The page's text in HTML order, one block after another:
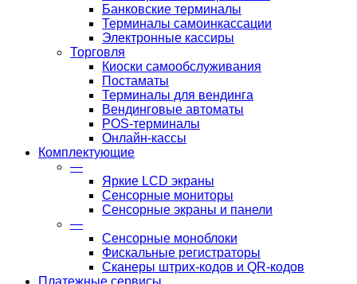
Банковские терминалы
Терминалы самоинкассации
Электронные кассиры
Торговля
Киоски самообслуживания
Постаматы
Терминалы для вендинга
Вендинговые автоматы
POS-терминалы
Онлайн-кассы
Комплектующие
—
Яркие LCD экраны
Сенсорные мониторы
Сенсорные экраны и панели
—
Сенсорные моноблоки
Фискальные регистраторы
Сканеры штрих-кодов и QR-кодов
Платежные сервисы